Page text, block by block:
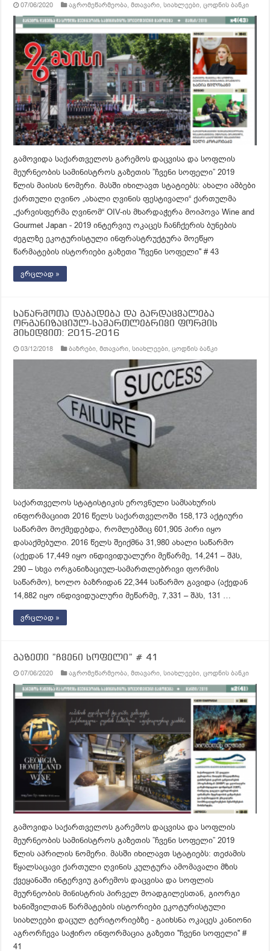
07/06/2020 აგრომეწარმეობა,მთავარი,სიახლეები,ცოდნის ბანკი
გამოვიდა საქართველოს გარემოს დაცვისა და სოფლის
მეურნეობის სამინისტროს გაზეთის ”ჩვენი სოფელი” 2019
წლის მაისის ნომერი. მასში იხილავთ სტატიებს: ახალი ამბები
ქართული ღვინო „ახალი ღვინის ფესტივალი“ ქართულმა
„ქარვისფერმა ღვინომ“ OIV-ის მხარდაჭერა მოიპოვა Wine and
Gourmet Japan - 2019 ინტერვიუ ოკაცეს ჩანჩქერის ბუნების
ძეგლზე ეკოტურისტული ინფრასტრუქტურა მოეწყო
წარმატების ისტორიები გაზეთი ''ჩვენი სოფელი'' # 43
ვრცლად »
საწარმოთა დაბადება და გარდაცვალება
ორგანიზაციულ-სამართლებრივი ფორმის
მიხედვით: 2015-2016
03/12/2018 ბაზრები,მთავარი,სიახლეები,ცოდნის ბანკი
საქართველოს სტატისტიკის ეროვნული სამსახურის
ინფორმაციით 2016 წელს საქართველოში 158,173 აქტიური
საწარმო მოქმედებდა, რომლებშიც 601,905 პირი იყო
დასაქმებული. 2016 წელს შეიქმნა 31,980 ახალი საწარმო
(აქედან 17,449 იყო ინდივიდუალური მეწარმე, 14,241 – შპს,
290 – სხვა ორგანიზაციულ-სამართლებრივი ფორმის
საწარმო), ხოლო ბაზრიდან 22,344 საწარმო გავიდა (აქედან
14,882 იყო ინდივიდუალური მეწარმე, 7,331 – შპს, 131 …
ვრცლად »
გაზეთი ”ჩვენი სოფელი” # 41
07/06/2020 აგრომეწარმეობა,მთავარი,სიახლეები,ცოდნის ბანკი
გამოვიდა საქართველოს გარემოს დაცვისა და სოფლის
მეურნეობის სამინისტროს გაზეთის ”ჩვენი სოფელი” 2019
წლის აპრილის ნომერი. მასში იხილავთ სტატიებს: თეძამის
წყალსაცავი ქართული ღვინის კულტურა ამომავალი მზის
ქვეყანაში ინტერვიუ გარემოს დაცვისა და სოფლის
მეურნეობის მინისტრის პირველ მოადგილესთან, გიორგი
ხანიშვილთან წარმატების ისტორიები ეკოტურისტული
სიახლეები დაცულ ტერიტორიებზე - გაიხსნა ოკაცეს კანიონი
აგრორჩევა საჭირო ინფორმაცია გაზეთი ''ჩვენი სოფელი'' #
41